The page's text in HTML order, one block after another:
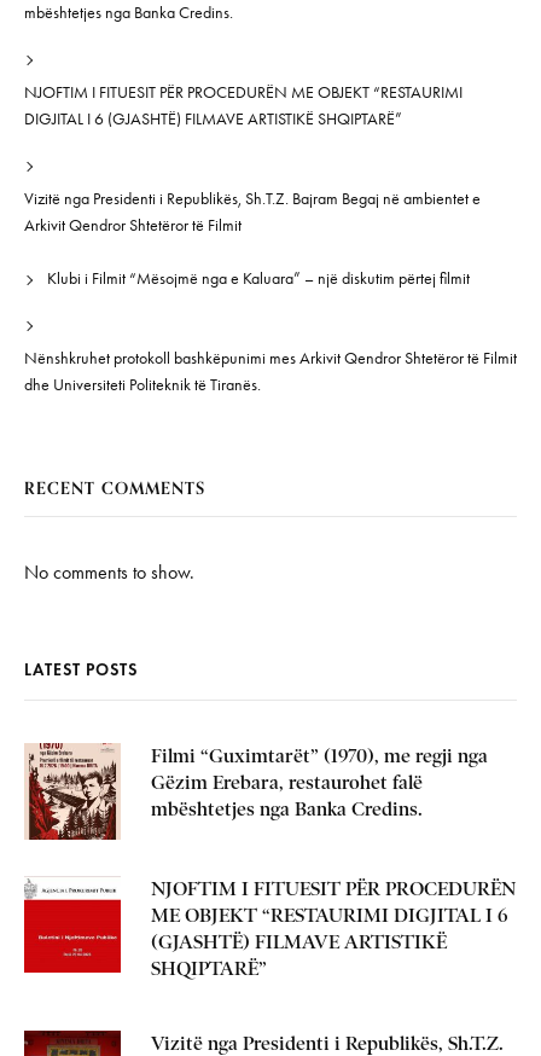
mbështetjes nga Banka Credins.
NJOFTIM I FITUESIT PËR PROCEDURËN ME OBJEKT “RESTAURIMI
DIGJITAL I 6 (GJASHTË) FILMAVE ARTISTIKË SHQIPTARË”
Vizitë nga Presidenti i Republikës, Sh.T.Z. Bajram Begaj në ambientet e
Arkivit Qendror Shtetëror të Filmit
Klubi i Filmit “Mësojmë nga e Kaluara” – një diskutim përtej filmit
Nënshkruhet protokoll bashkëpunimi mes Arkivit Qendror Shtetëror të Filmit
dhe Universiteti Politeknik të Tiranës.
RECENT COMMENTS
No comments to show.
LATEST POSTS
Filmi “Guximtarët” (1970), me regji nga
Gëzim Erebara, restaurohet falë
mbështetjes nga Banka Credins.
NJOFTIM I FITUESIT PËR PROCEDURËN
ME OBJEKT “RESTAURIMI DIGJITAL I 6
(GJASHTË) FILMAVE ARTISTIKË
SHQIPTARË”
Vizitë nga Presidenti i Republikës, Sh.T.Z.